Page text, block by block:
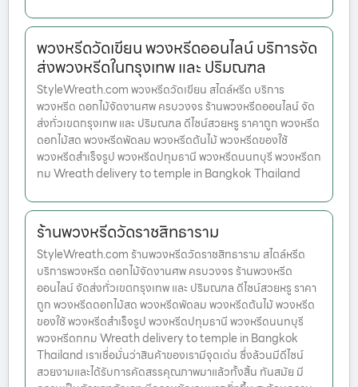
พวงหรีดวัดเขียน พวงหรีดออนไลน์ บริการจัด
ส่งพวงหรีดในกรุงเทพ และ ปริมณฑล
StyleWreath.com พวงหรีดวัดเขียน สไตล์หรีด บริการ
พวงหรีด ดอกไม้จัดงานศพ ครบวงจร ร้านพวงหรีดออนไลน์ จัด
ส่งทั่วเขตกรุงเทพ และ ปริมณฑล ดีไซน์สวยหรู ราคาถูก พวงหรีด
ดอกไม้สด พวงหรีดพัดลม พวงหรีดต้นไม้ พวงหรีดของใช้
พวงหรีดสำเร็จรูป พวงหรีดปทุมธานี พวงหรีดนนทบุรี พวงหรีดก
ทม Wreath delivery to temple in Bangkok Thailand
ร้านพวงหรีดวัดราชสิทธาราม
StyleWreath.com ร้านพวงหรีดวัดราชสิทธาราม สไตล์หรีด
บริการพวงหรีด ดอกไม้จัดงานศพ ครบวงจร ร้านพวงหรีด
ออนไลน์ จัดส่งทั่วเขตกรุงเทพ และ ปริมณฑล ดีไซน์สวยหรู ราคา
ถูก พวงหรีดดอกไม้สด พวงหรีดพัดลม พวงหรีดต้นไม้ พวงหรีด
ของใช้ พวงหรีดสำเร็จรูป พวงหรีดปทุมธานี พวงหรีดนนทบุรี
พวงหรีดกทม Wreath delivery to temple in Bangkok
Thailand เราเชื่อมั่นว่าสินค้าของเรามีจุดเด่น ซึ่งล้วนมีดีไซน์
สวยงามและได้รับการคัดสรรคุณภาพมาแล้วทั้งสิ้น ทันสมัย มี